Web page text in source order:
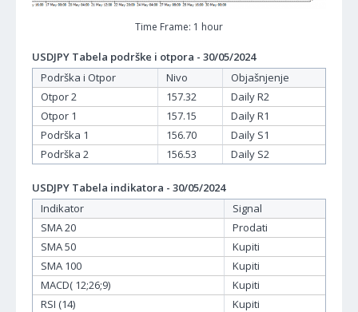
Time Frame: 1 hour
USDJPY Tabela podrške i otpora - 30/05/2024
Podrška i Otpor
Nivo
Objašnjenje
Otpor 2
157.32
Daily R2
Otpor 1
157.15
Daily R1
Podrška 1
156.70
Daily S1
Podrška 2
156.53 Daily S2
USDJPY Tabela indikatora - 30/05/2024
Indikator
Signal
SMA 20
Prodati
SMA 50
Kupiti
SMA 100
Kupiti
MACD( 12;26;9)
Kupiti
RSI (14)
Kupiti